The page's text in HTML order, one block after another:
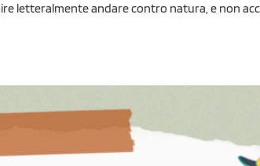
letteralmente andare contro natura, e non